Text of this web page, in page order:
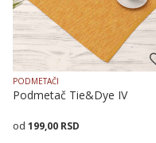
PODMETAČI
Podmetač Tie&Dye IV
199,00 RSD